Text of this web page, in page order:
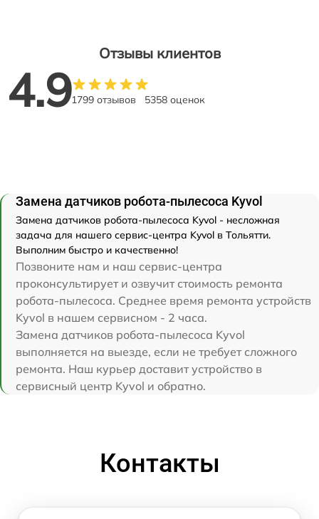
Отзывы клиентов
4.91799 отзывов 5358 оценок
Замена датчиков робота-пылесоса Kyvol
Замена датчиков робота-пылесоса Kyvol - несложная
задача для нашего сервис-центра Kyvol в Тольятти.
Выполним быстро и качественно!
Позвоните нам и наш сервис-центра
проконсультирует и озвучит стоимость ремонта
робота-пылесоса. Среднее время ремонта устройств
Kyvol в нашем сервисном - 2 часа.
Замена датчиков робота-пылесоса Kyvol
выполняется на выезде, если не требует сложного
ремонта. Наш курьер доставит устройство в
сервисный центр Kyvol и обратно.
Контакты